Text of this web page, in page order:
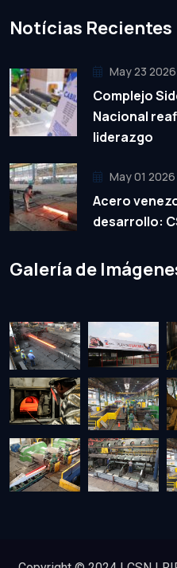
Notícias Recientes
May 23 2026
Complejo
Nacional
liderazgo
May 01 2026
Acero
desarrollo:
Galería de